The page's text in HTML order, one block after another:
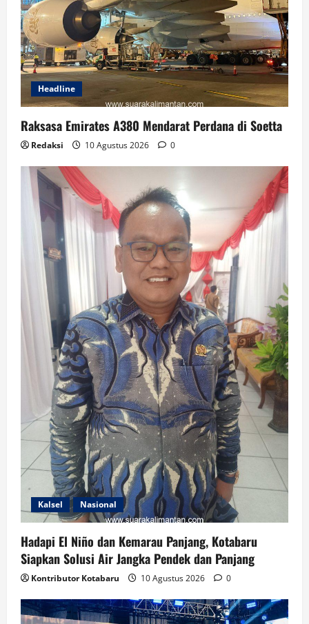
Headline
Raksasa Emirates A380 Mendarat Perdana di Soetta
Redaksi 10 Agustus 2026 0
Kalsel Nasional
Hadapi El Niño dan Kemarau Panjang, Kotabaru
Siapkan Solusi Air Jangka Pendek dan Panjang
Kontributor Kotabaru 10 Agustus 2026 0